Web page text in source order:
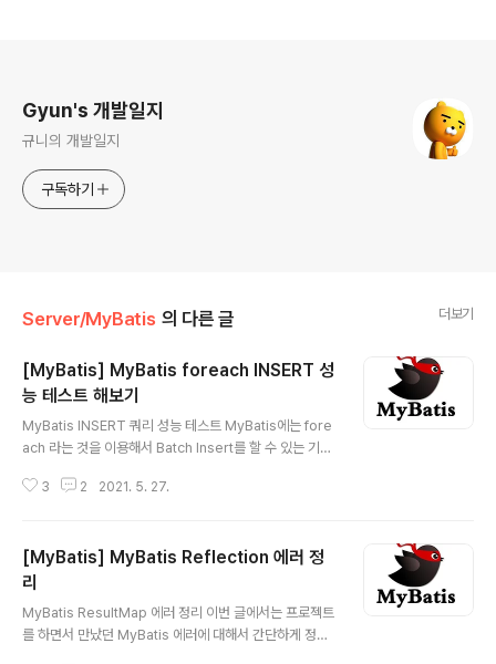
Gyun's 개발일지
규니의 개발일지
구독하기
Server/MyBatis 의 다른 글 더보기
[MyBatis] MyBatis foreach INSERT 성
능 테스트 해보기
MyBatis INSERT 쿼리 성능 테스트 MyBatis에는 fore
ach 라는 것을 이용해서 Batch Insert를 할 수 있는 기능
를 INSERT 하는 것과 한 건씩 여러번 INSERT 하는 성능
인데요. 그럼에도 대략이라도 얼마나 차이나는지 한번 알
아보겠습니다. 일반 INSERT 쿼리 먼저 위와 같이 for 문
을 10000번 반복해서 데이터를 INSERT 해보겠습니다.
누가봐도 비효율적.. 말이 안되는 코드지만 그럼에도 몇초
나 걸리는지 한번 실행해보았습니다. 실행해보니 예상했던
3 2 2021. 5. 27.
[MyBatis] MyBatis Reflection 에러 정
리
MyBatis ResultMap 에러 정리 이번 글에서는 프로젝트
를 하면서 만났던 MyBatis 에러에 대해서 간단하게 정리